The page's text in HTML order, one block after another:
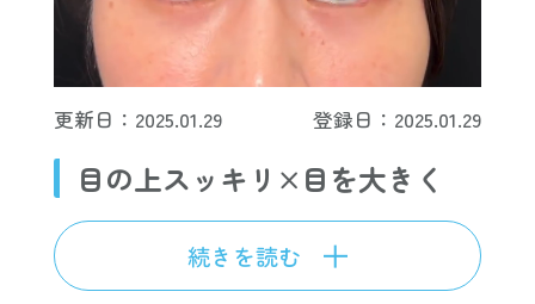
更新日：2025.01.29 登録日：2025.01.29
目の上スッキリ×目を大きく
続きを読む